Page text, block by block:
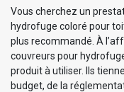
Vous cherchez un
hydrofuge coloré pour
plus recommandé. À
couvreurs pour
produit à utiliser. Ils
budget, de la